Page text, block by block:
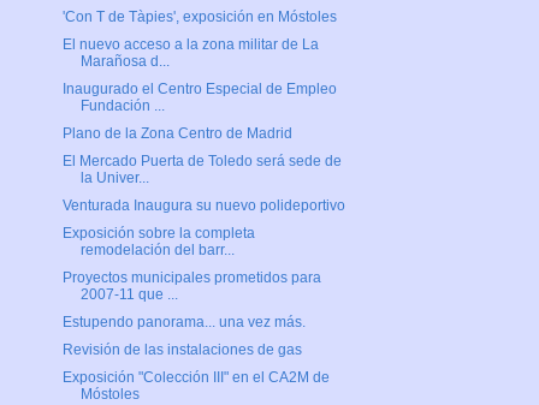
'Con T de Tàpies', exposición en Móstoles
El nuevo acceso a la zona militar de La
Marañosa d...
Inaugurado el Centro Especial de Empleo
Fundación ...
Plano de la Zona Centro de Madrid
El Mercado Puerta de Toledo será sede de
la Univer...
Venturada Inaugura su nuevo polideportivo
Exposición sobre la completa
remodelación del barr...
Proyectos municipales prometidos para
2007-11 que ...
Estupendo panorama... una vez más.
Revisión de las instalaciones de gas
Exposición "Colección III" en el CA2M de
Móstoles